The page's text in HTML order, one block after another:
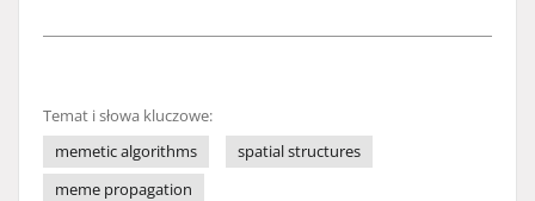
Temat i słowa kluczowe:
memetic algorithms
spatial structures
meme propagation